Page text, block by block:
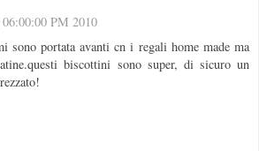
PM 2010
sono portata avanti cn i regali home made ma
biscottini sono super, di sicuro un